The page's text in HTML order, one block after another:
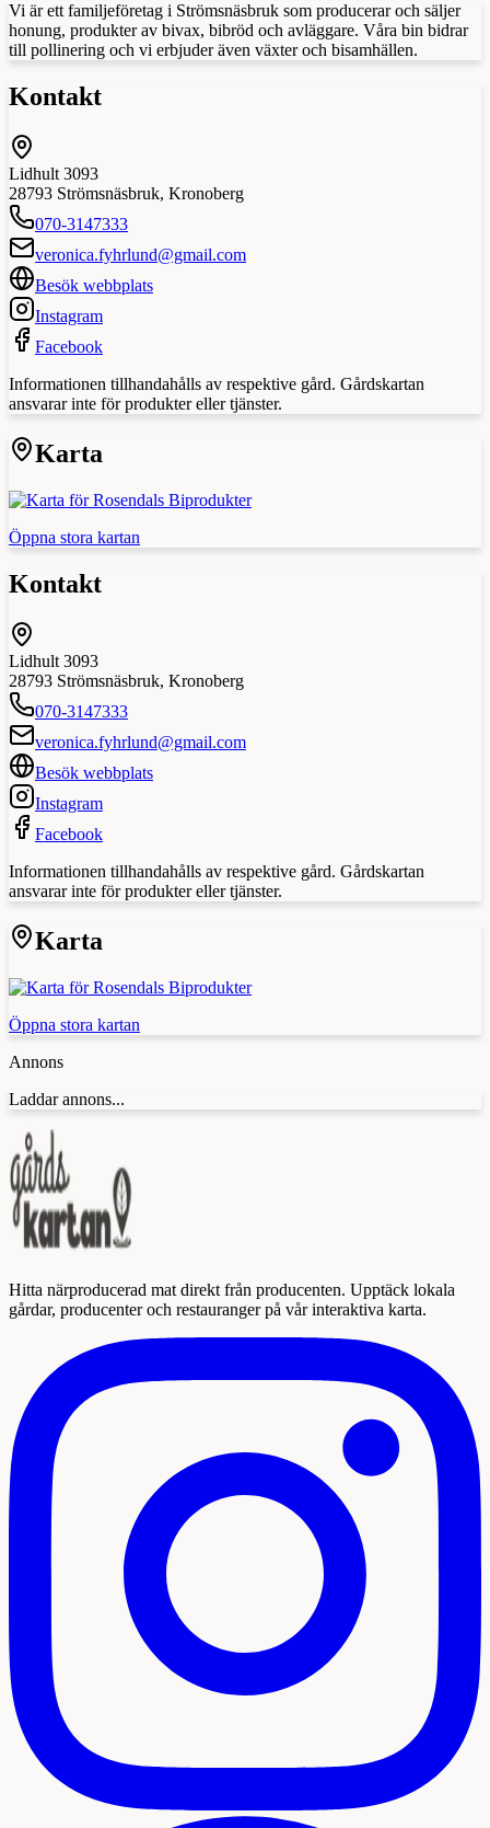
Vi är ett familjeföretag i Strömsnäsbruk som producerar och säljer
honung, produkter av bivax, bibröd och avläggare. Våra bin bidrar
till pollinering och vi erbjuder även växter och bisamhällen.
Kontakt
Lidhult 3093
28793 Strömsnäsbruk, Kronoberg
070-3147333
veronica.fyhrlund@gmail.com
Besök webbplats
Instagram
Facebook
Informationen tillhandahålls av respektive gård. Gårdskartan
ansvarar inte för produkter eller tjänster.
Karta
Öppna stora kartan
Kontakt
Lidhult 3093
28793 Strömsnäsbruk, Kronoberg
070-3147333
veronica.fyhrlund@gmail.com
Besök webbplats
Instagram
Facebook
Informationen tillhandahålls av respektive gård. Gårdskartan
ansvarar inte för produkter eller tjänster.
Karta
Öppna stora kartan
Annons
Laddar annons...
Hitta närproducerad mat direkt från producenten. Upptäck lokala
gårdar, producenter och restauranger på vår interaktiva karta.